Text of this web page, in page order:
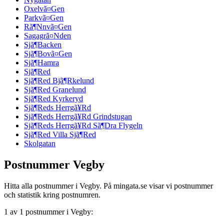
Oxelvã¤Gen
Parkvã¤Gen
Rã¶Nnvã¤Gen
Sagagrã¤Nden
Sjã¶Backen
Sjã¶Bovã¤Gen
Sjã¶Hamra
Sjã¶Red
Sjã¶Red Bjã¶Rkelund
Sjã¶Red Granelund
Sjã¶Red Kyrkeryd
Sjã¶Reds Herrgã¥Rd
Sjã¶Reds Herrgã¥Rd Grindstugan
Sjã¶Reds Herrgã¥Rd Sã¶Dra Flygeln
Sjã¶Red Villa Sjã¶Red
Skolgatan
Postnummer Vegby
Hitta alla postnummer i Vegby. På mingata.se visar vi postnummer
och statistik kring postnumren.
1 av 1 postnummer i Vegby: